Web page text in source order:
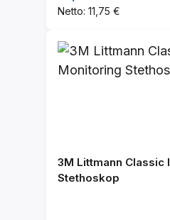
Netto: 11,75 €
3M Littmann Classic
Stethoskop